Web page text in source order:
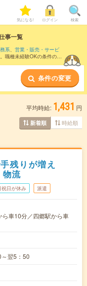
気になる! ログイン 検索
事一覧
系、 営業・販売・サービ
職種未経験OKの条件の他
条件の変更
平均時給: 1,431 円
新着順 時給順
残りが増え
流
祝日が休み 派遣
車10分／四郷駅から車
翌5：50